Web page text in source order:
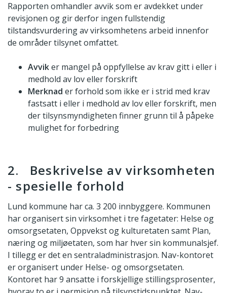
Rapporten omhandler avvik som er avdekket under
revisjonen og gir derfor ingen fullstendig
tilstandsvurdering av virksomhetens arbeid innenfor
de områder tilsynet omfattet.
Avviker mangel på oppfyllelse av krav gitt i eller i
medhold av lov eller forskrift
Merknad er forhold som ikke er i strid med krav
fastsatt i eller i medhold av lov eller forskrift, men
der tilsynsmyndigheten finner grunn til å påpeke
mulighet for forbedring
2. Beskrivelse av virksomheten
- spesielle forhold
Lund kommune har ca. 3 200 innbyggere. Kommunen
har organisert sin virksomhet i tre fagetater: Helse og
omsorgsetaten, Oppvekst og kulturetaten samt Plan,
næring og miljøetaten, som har hver sin kommunalsjef.
I tillegg er det en sentraladministrasjon. Nav-kontoret
er organisert under Helse- og omsorgsetaten.
Kontoret har 9 ansatte i forskjellige stillingsprosenter,